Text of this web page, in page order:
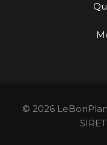
© 2026